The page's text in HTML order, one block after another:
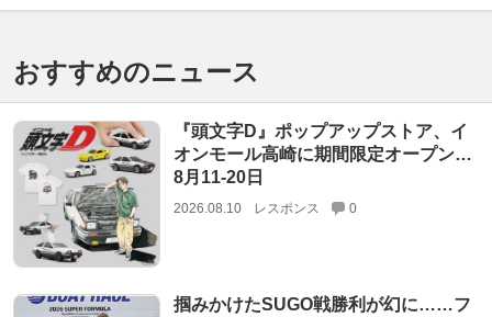
おすすめのニュース
『頭文字D』ポップアップストア、イ
オンモール高崎に期間限定オープン…
8月11‐20日
2026.08.10 レスポンス 0
掴みかけたSUGO戦勝利が幻に……フ